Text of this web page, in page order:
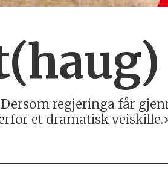
regjeringa får
et dramatisk